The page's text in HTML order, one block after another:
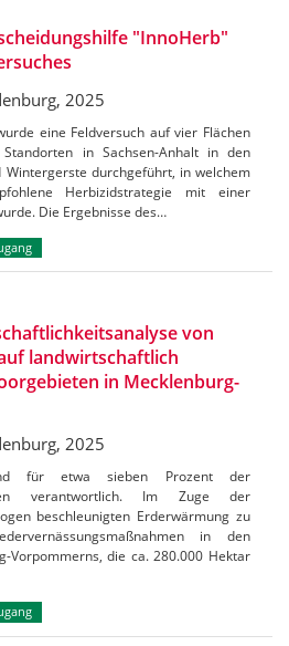
"InnoHerb"
2025
eine Feldversuch auf vier Flächen
in Sachsen-Anhalt in den
Wintergerste durchgeführt, in welchem
Herbizidstrategie mit einer
Die Ergebnisse des…
von
landwirtschaftlich
in Mecklenburg-
2025
für etwa sieben Prozent der
verantwortlich. Im Zuge der
beschleunigten Erderwärmung zu
in den
Vorpommerns, die ca. 280.000 Hektar